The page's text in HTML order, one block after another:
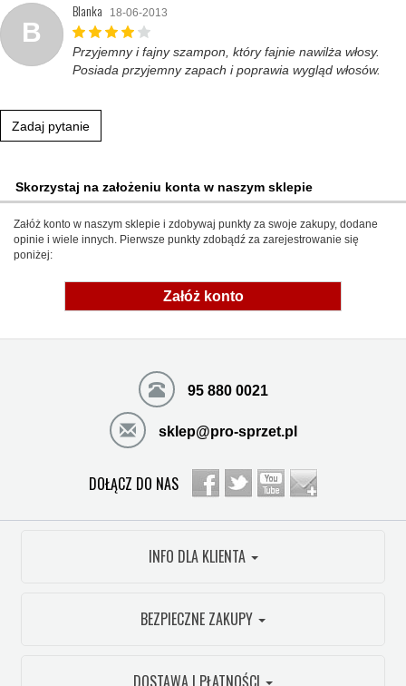
B
Blanka 18-06-2013
Przyjemny i fajny szampon, który fajnie nawilża włosy.
Posiada przyjemny zapach i poprawia wygląd włosów.
Zadaj pytanie
Skorzystaj na założeniu konta w naszym sklepie
Załóż konto w naszym sklepie i zdobywaj punkty za swoje zakupy, dodane
opinie i wiele innych. Pierwsze punkty zdobądź za zarejestrowanie się
poniżej:
Załóż konto
95 880 0021
sklep@pro-sprzet.pl
DOŁĄCZ DO NAS
INFO DLA KLIENTA
BEZPIECZNE ZAKUPY
DOSTAWA I PŁATNOŚCI